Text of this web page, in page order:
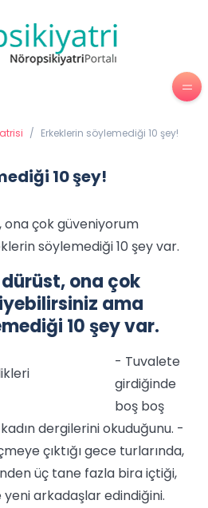
/ Erkeklerin söylemediği 10 şey!
10 şey!
ona çok güveniyorum
söylemediği 10 şey var.
ona çok
ama
10 şey var.
- Tuvalete
girdiğinde
boş boş
dergilerini okuduğunu. -
çıktığı gece turlarında,
üç tane fazla bira içtiği,
arkadaşlar edindiğini.